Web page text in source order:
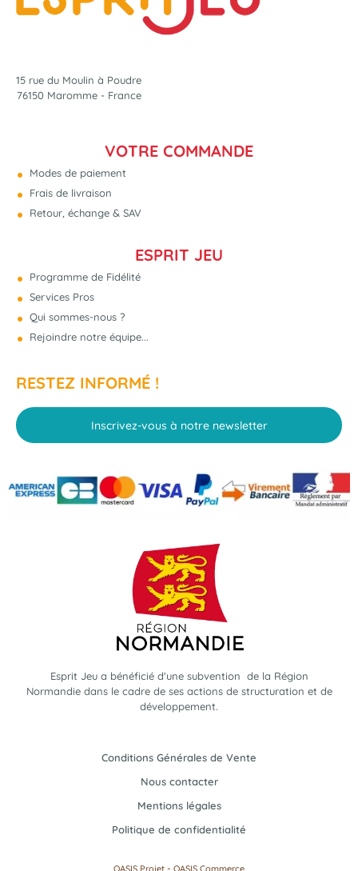
15 rue du Moulin à Poudre
76150 Maromme - France
VOTRE COMMANDE
Modes de paiement
Frais de livraison
Retour, échange & SAV
ESPRIT JEU
Programme de Fidélité
Services Pros
Qui sommes-nous ?
Rejoindre notre équipe...
RESTEZ INFORMÉ !
Inscrivez-vous à notre newsletter
Esprit Jeu a bénéficié d'une subvention de la Région
Normandie dans le cadre de ses actions de structuration et de
développement.
Conditions Générales de Vente
Nous contacter
Mentions légales
Politique de confidentialité
OASIS Projet - OASIS Commerce